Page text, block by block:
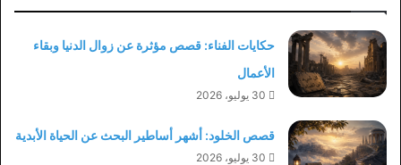
حكايات الفناء: قصص مؤثرة عن زوال الدنيا وبقاء
الأعمال
30 يوليو، 2026
قصص الخلود: أشهر أساطير البحث عن الحياة الأبدية
30 يوليو، 2026